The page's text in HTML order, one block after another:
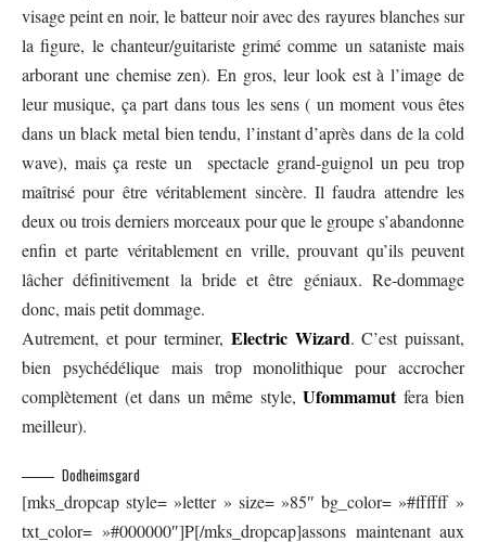
visage peint en noir, le batteur noir avec des rayures blanches sur
la figure, le chanteur/guitariste grimé comme un sataniste mais
arborant une chemise zen). En gros, leur look est à l’image de
leur musique, ça part dans tous les sens ( un moment vous êtes
dans un black metal bien tendu, l’instant d’après dans de la cold
wave), mais ça reste un spectacle grand-guignol un peu trop
maîtrisé pour être véritablement sincère. Il faudra attendre les
deux ou trois derniers morceaux pour que le groupe s’abandonne
enfin et parte véritablement en vrille, prouvant qu’ils peuvent
lâcher définitivement la bride et être géniaux. Re-dommage
donc, mais petit dommage.
Autrement, et pour terminer,Electric Wizard. C’est puissant,
bien psychédélique mais trop monolithique pour accrocher
complètement (et dans un même style, Ufommamut fera bien
meilleur).
Dodheimsgard
[mks_dropcap style= »letter » size= »85″ bg_color= »#ffffff »
txt_color= »#000000″]P[/mks_dropcap]assons maintenant aux